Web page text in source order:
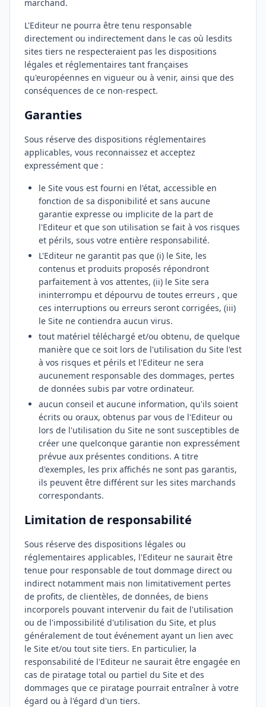
marchand.
L'Editeur ne pourra être tenu responsable
directement ou indirectement dans le cas où lesdits
sites tiers ne respecteraient pas les dispositions
légales et réglementaires tant françaises
qu'européennes en vigueur ou à venir, ainsi que des
conséquences de ce non-respect.
Garanties
Sous réserve des dispositions réglementaires
applicables, vous reconnaissez et acceptez
expressément que :
le Site vous est fourni en l'état, accessible en
fonction de sa disponibilité et sans aucune
garantie expresse ou implicite de la part de
l'Editeur et que son utilisation se fait à vos risques
et périls, sous votre entière responsabilité.
L'Editeur ne garantit pas que (i) le Site, les
contenus et produits proposés répondront
parfaitement à vos attentes, (ii) le Site sera
ininterrompu et dépourvu de toutes erreurs , que
ces interruptions ou erreurs seront corrigées, (iii)
le Site ne contiendra aucun virus.
tout matériel téléchargé et/ou obtenu, de quelque
manière que ce soit lors de l'utilisation du Site l'est
à vos risques et périls et l'Editeur ne sera
aucunement responsable des dommages, pertes
de données subis par votre ordinateur.
aucun conseil et aucune information, qu'ils soient
écrits ou oraux, obtenus par vous de l'Editeur ou
lors de l'utilisation du Site ne sont susceptibles de
créer une quelconque garantie non expressément
prévue aux présentes conditions. A titre
d'exemples, les prix affichés ne sont pas garantis,
ils peuvent être différent sur les sites marchands
correspondants.
Limitation de responsabilité
Sous réserve des dispositions légales ou
réglementaires applicables, l'Editeur ne saurait être
tenue pour responsable de tout dommage direct ou
indirect notamment mais non limitativement pertes
de profits, de clientèles, de données, de biens
incorporels pouvant intervenir du fait de l'utilisation
ou de l'impossibilité d'utilisation du Site, et plus
généralement de tout événement ayant un lien avec
le Site et/ou tout site tiers. En particulier, la
responsabilité de l'Editeur ne saurait être engagée en
cas de piratage total ou partiel du Site et des
dommages que ce piratage pourrait entraîner à votre
égard ou à l'égard d'un tiers.